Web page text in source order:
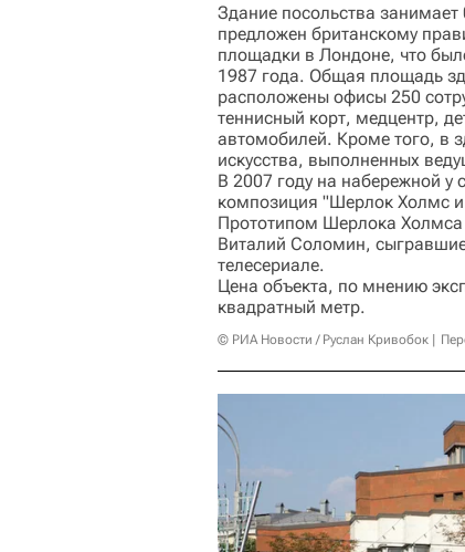
Здание посольства занимает
предложен британскому
площадки в Лондоне, что
1987 года. Общая площадь
расположены офисы 250
теннисный корт, медцентр,
автомобилей. Кроме того, в
искусства, выполненных
В 2007 году на набережной у
композиция "Шерлок Холмс и
Прототипом Шерлока Холмса
Виталий Соломин,
телесериале.
Цена объекта, по мнению
квадратный метр.
© РИА Новости / Руслан Кривобок